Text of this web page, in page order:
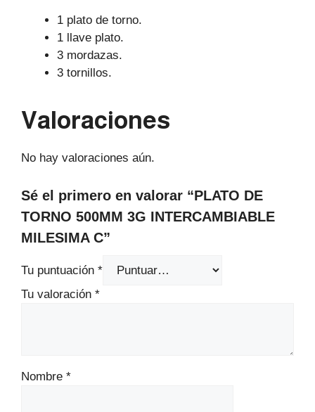
1 plato de torno.
1 llave plato.
3 mordazas.
3 tornillos.
Valoraciones
No hay valoraciones aún.
Sé el primero en valorar “PLATO DE
TORNO 500MM 3G INTERCAMBIABLE
MILESIMA C”
Tu puntuación *
Tu valoración *
Nombre *